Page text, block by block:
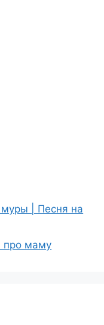
| Песня на
про маму